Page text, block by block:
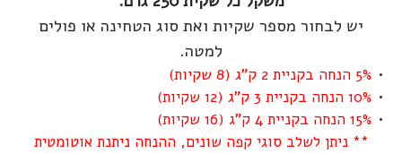
יש לבחור מספר שקיות ואת סוג הטחינה או פולים
למטה.
5% הנחה בקניית 2 ק"ג (8 שקיות)
10% הנחה בקניית 3 ק"ג (12 שקיות)
15% הנחה בקניית 4 ק"ג (16 שקיות)
** ניתן לשלב סוגי קפה שונים, ההנחה ניתנת אוטומטית